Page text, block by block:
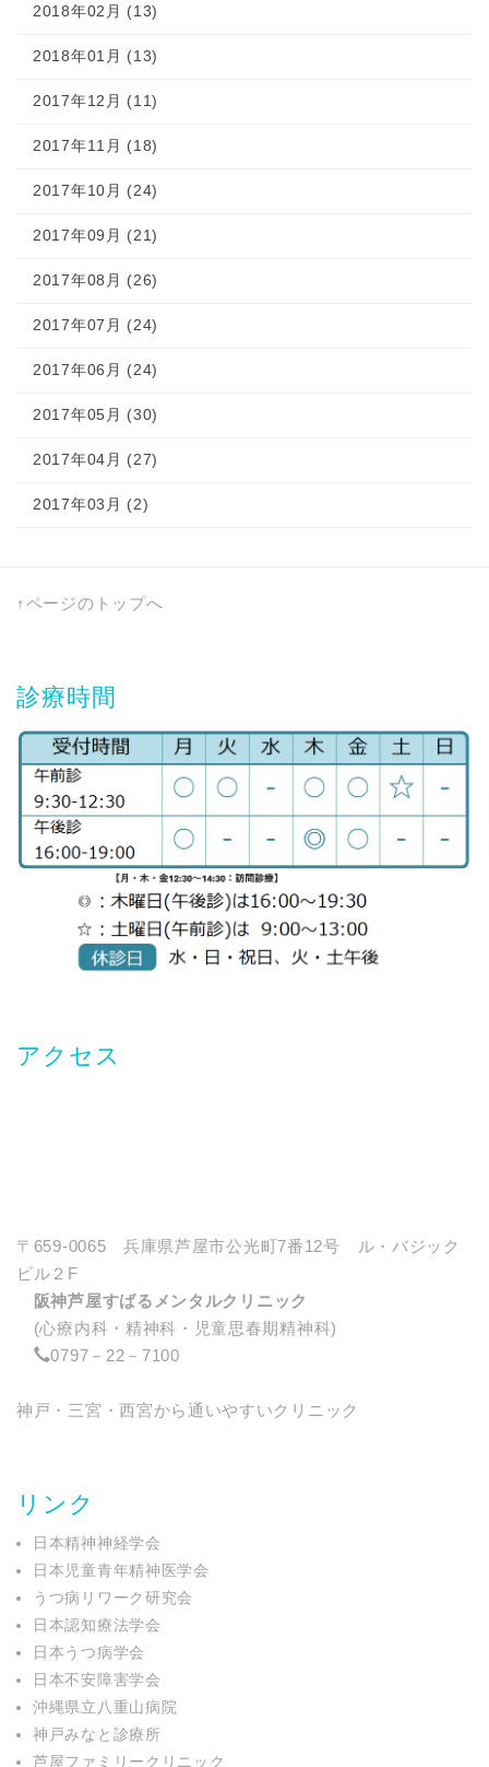
2018年02月 (13)
2018年01月 (13)
2017年12月 (11)
2017年11月 (18)
2017年10月 (24)
2017年09月 (21)
2017年08月 (26)
2017年07月 (24)
2017年06月 (24)
2017年05月 (30)
2017年04月 (27)
2017年03月 (2)
↑ページのトップへ
診療時間
アクセス
〒659-0065 兵庫県芦屋市公光町7番12号 ル・バジック
ビル２F
阪神芦屋すばるメンタルクリニック
(心療内科・精神科・児童思春期精神科)
0797－22－7100
神戸・三宮・西宮から通いやすいクリニック
リンク
日本精神神経学会
日本児童青年精神医学会
うつ病リワーク研究会
日本認知療法学会
日本うつ病学会
日本不安障害学会
沖縄県立八重山病院
神戸みなと診療所
芦屋ファミリークリニック